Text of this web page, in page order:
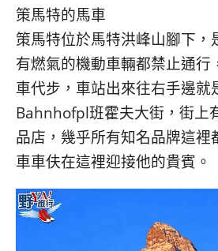
策馬特的馬車
策馬特位於馬特洪峰山腳下，
有燃氣的機動車輛都禁止通行
車代步，車站出來往右手邊就
Bahnhofpl班霍夫大街，街上
品店，幾乎所有知名品牌這裡
車車伕在這裡迎接他的貴賓。